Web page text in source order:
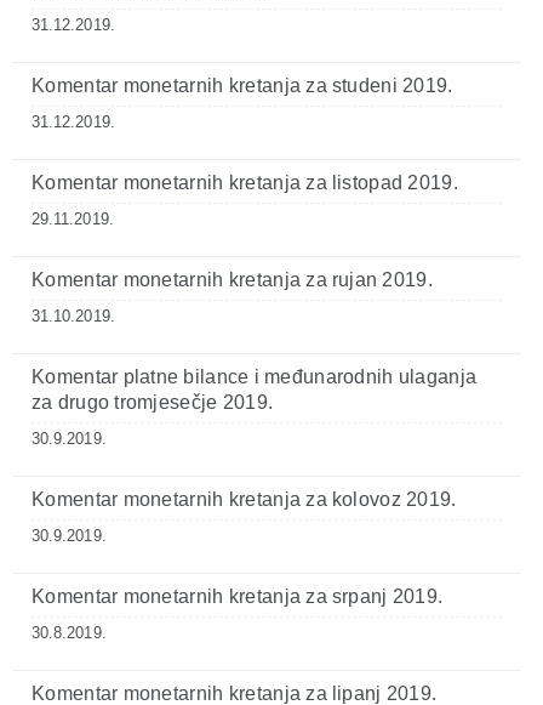
31.12.2019.
Komentar monetarnih kretanja za studeni 2019.
31.12.2019.
Komentar monetarnih kretanja za listopad 2019.
29.11.2019.
Komentar monetarnih kretanja za rujan 2019.
31.10.2019.
Komentar platne bilance i međunarodnih ulaganja
za drugo tromjesečje 2019.
30.9.2019.
Komentar monetarnih kretanja za kolovoz 2019.
30.9.2019.
Komentar monetarnih kretanja za srpanj 2019.
30.8.2019.
Komentar monetarnih kretanja za lipanj 2019.